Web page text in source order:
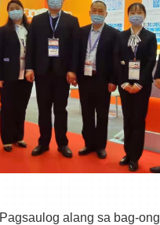
Pagsaulog alang sa bag-